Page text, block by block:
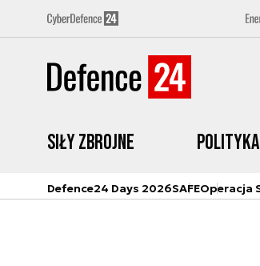
Siły zbrojne
Defence24 Days 2026SAFEOperacja